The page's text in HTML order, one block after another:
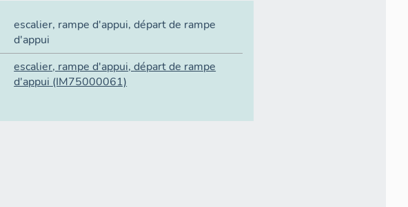
escalier, rampe d'appui,départ de rampe
d'appui
escalier, rampe d'appui,départ de rampe
d'appui (IM75000061)